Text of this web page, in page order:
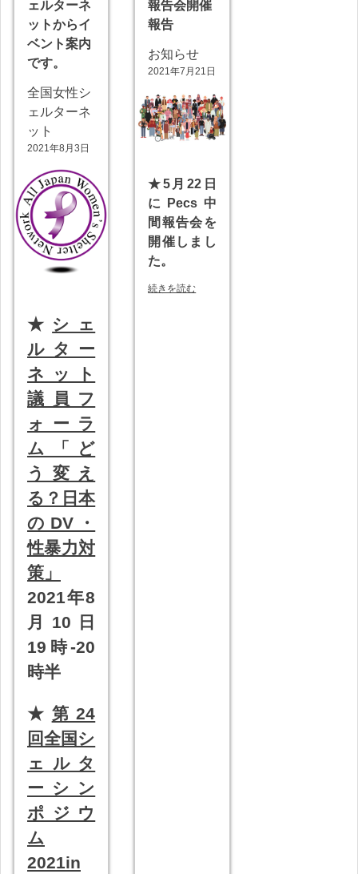
ェルターネ
ットからイ
ベント案内
です。
全国女性シ
ェルターネ
ット
2021年8月3日
★ シェ
ルター
ネット
議員フ
ォーラ
ム「ど
う変え
る？日本
のDV・
性暴力対
策」
2021年8
月10日
19時-20
時半
★ 第24
回全国シ
ェルタ
ーシン
ポジウ
ム
2021in
報告会開催
報告
お知らせ
2021年7月21日
★5月22日
にPecs中
間報告会を
開催しまし
た。
続きを読む